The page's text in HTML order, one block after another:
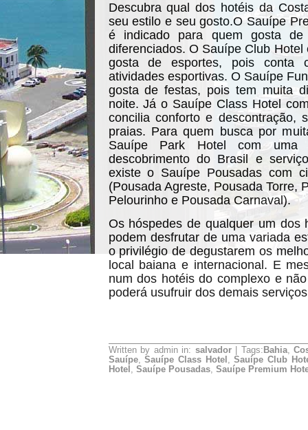
Descubra qual dos hotéis da
seu estilo e seu gosto.O Sauípe
é indicado para quem gosta de
diferenciados. O Sauípe Club
gosta de esportes, pois conta
atividades esportivas. O Sauípe
gosta de festas, pois tem muita
noite. Já o Sauípe Class Hotel
concilia conforto e descontração,
praias. Para quem busca por
Sauípe Park Hotel com uma
descobrimento do Brasil e
existe o Sauípe Pousadas com
(Pousada Agreste, Pousada Torre,
Pelourinho e Pousada Carnaval).
Os hóspedes de qualquer um dos
podem desfrutar de uma variada
o privilégio de degustarem os
local baiana e internacional. E
num dos hotéis do complexo e
poderá usufruir dos demais
Written by admin in: salvador| Tags: Bahia,
Sauípe,Sauípe Class Hotel ,Sauípe Club
Hotel , Sauípe Pousadas, Sauípe Premium